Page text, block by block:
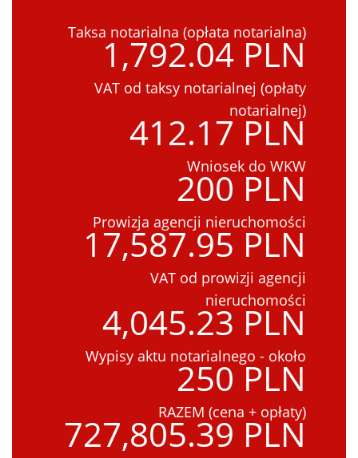
Taksa notarialna (opłata notarialna)
1,792.04 PLN
VAT od taksy notarialnej (opłaty
notarialnej)
412.17 PLN
Wniosek do WKW
200 PLN
Prowizja agencji nieruchomości
17,587.95 PLN
VAT od prowizji agencji
nieruchomości
4,045.23 PLN
Wypisy aktu notarialnego - około
250 PLN
RAZEM (cena + opłaty)
727,805.39 PLN